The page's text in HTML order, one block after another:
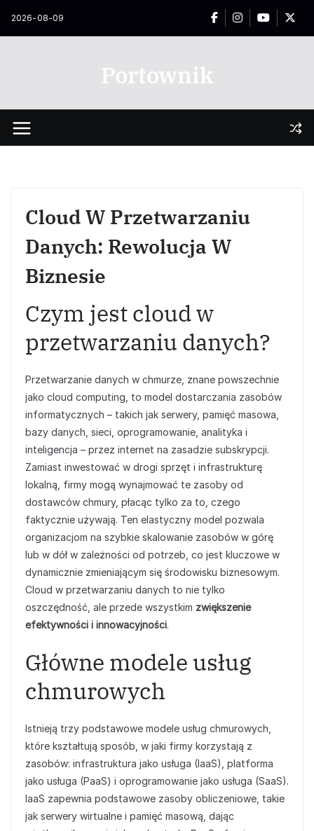
2026-08-09
Portownik
Cloud W Przetwarzaniu
Danych: Rewolucja W
Biznesie
Czym jest cloud w
przetwarzaniu danych?
Przetwarzanie danych w chmurze, znane powszechnie
jako cloud computing, to model dostarczania zasobów
informatycznych – takich jak serwery, pamięć masowa,
bazy danych, sieci, oprogramowanie, analityka i
inteligencja – przez internet na zasadzie subskrypcji.
Zamiast inwestować w drogi sprzęt i infrastrukturę
lokalną, firmy mogą wynajmować te zasoby od
dostawców chmury, płacąc tylko za to, czego
faktycznie używają. Ten elastyczny model pozwala
organizacjom na szybkie skalowanie zasobów w górę
lub w dół w zależności od potrzeb, co jest kluczowe w
dynamicznie zmieniającym się środowisku biznesowym.
Cloud w przetwarzaniu danych to nie tylko
oszczędność, ale przede wszystkim zwiększenie
efektywności i innowacyjności.
Główne modele usług
chmurowych
Istnieją trzy podstawowe modele usług chmurowych,
które kształtują sposób, w jaki firmy korzystają z
zasobów: infrastruktura jako usługa (IaaS), platforma
jako usługa (PaaS) i oprogramowanie jako usługa (SaaS).
IaaS zapewnia podstawowe zasoby obliczeniowe, takie
jak serwery wirtualne i pamięć masową, dając